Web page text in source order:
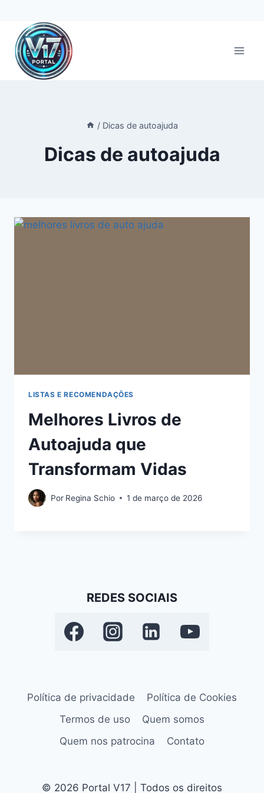
Pular
para
Conteúdo
/ Dicas de autoajuda
Dicas de autoajuda
LISTAS E RECOMENDAÇÕES
Melhores Livros de
Autoajuda que
Transformam Vidas
Por Regina Schio 1 de março de 2026
REDES SOCIAIS
Política de privacidade
Política de Cookies
Termos de uso
Quem somos
Quem nos patrocina
Contato
© 2026 Portal V17 | Todos os direitos